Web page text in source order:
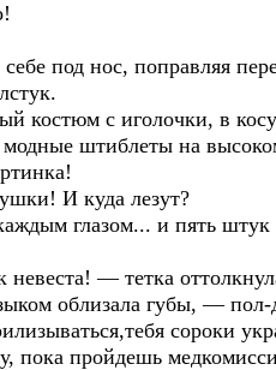
под нос, поправляя
костюм с иголочки, в
штиблеты на
И куда лезут?
глазом... и пять штук
— тетка
облизала губы, — пол-
сороки
пока пройдешь